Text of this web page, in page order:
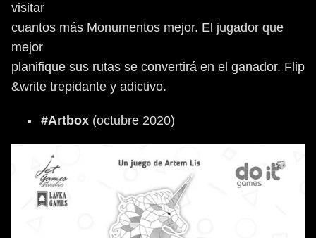
visitar
cuantos más Monumentos mejor. El jugador que
mejor
planifique sus rutas se convertirá en el ganador. Flip
&write trepidante y adictivo.
#Artbox (octubre 2020)